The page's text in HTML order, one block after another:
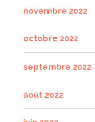
novembre 2022
octobre 2022
septembre 2022
août 2022